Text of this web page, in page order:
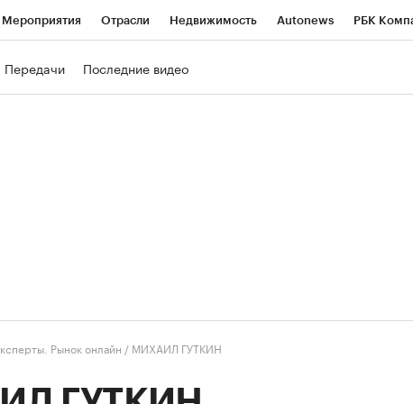
Мероприятия Отрасли Недвижимость Autonews РБК
Передачи Последние видео
Рынок онлайн / МИХАИЛ ГУТКИН